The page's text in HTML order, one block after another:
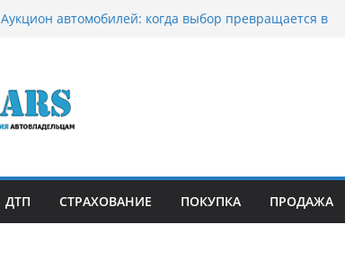
Аукцион автомобилей: когда выбор превращается в
Срочный выкуп битых авто в Москве: почему
автовладельцы выбирают mos-auto
Бриллиантовые серьги: вечная классика или
может подойти
ДТП СТРАХОВАНИЕ ПОКУПКА ПРОДАЖА